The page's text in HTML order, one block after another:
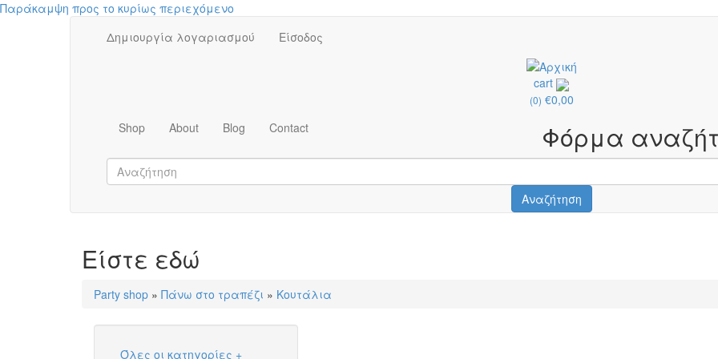
Παράκαμψη προς το κυρίως περιεχόμενο
Δημιουργία λογαριασμού
Είσοδος
cart
(0) €0,00
Shop
About Blog Contact Φόρμα
Αναζήτηση
Είστε εδώ
Party shop » Πάνω στο τραπέζι » Κουτάλια
Όλες οι κατηγορίες +